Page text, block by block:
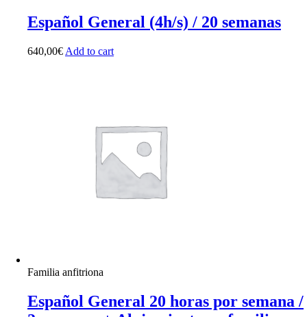
Español General (4h/s) / 20 semanas
640,00€ Add to cart
Familia anfitriona
Español General 20 horas por semana /